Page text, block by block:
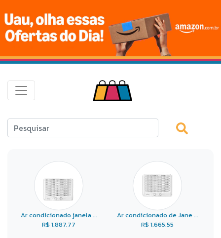
Ar condicionado janela ...
R$ 1.887,77
Ar condicionado de Jane ...
R$ 1.665,55